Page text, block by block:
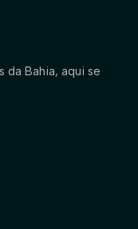
da Bahia, aqui se